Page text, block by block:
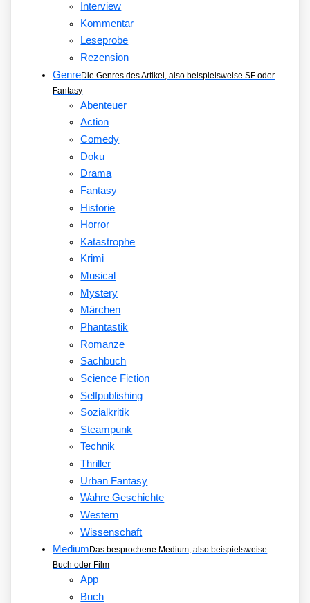
Interview
Kommentar
Leseprobe
Rezension
GenreDie Genres des Artikel, also beispielsweise SF oder
Fantasy
Abenteuer
Action
Comedy
Doku
Drama
Fantasy
Historie
Horror
Katastrophe
Krimi
Musical
Mystery
Märchen
Phantastik
Romanze
Sachbuch
Science Fiction
Selfpublishing
Sozialkritik
Steampunk
Technik
Thriller
Urban Fantasy
Wahre Geschichte
Western
Wissenschaft
Medium Das besprochene Medium, also beispielsweise
Buch oder Film
App
Buch